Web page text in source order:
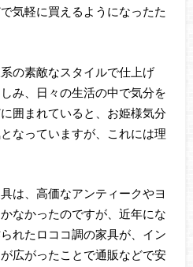
気軽に買えるようになったた
の素敵なスタイルで仕上げ
み、日々の生活の中で気分を
囲まれていると、お姫様気分
なっていますが、これには理
は、高価なアンティークやヨ
なかったのですが、近年にな
れたロココ調の家具が、イン
広がったことで通販などで安